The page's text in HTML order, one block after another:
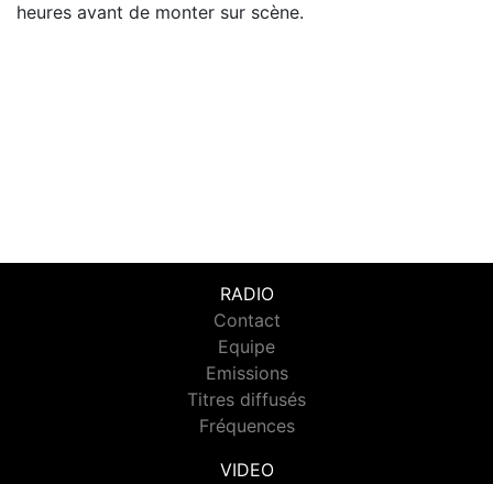
heures avant de monter sur scène.
RADIO
Contact
Equipe
Emissions
Titres diffusés
Fréquences
VIDEO